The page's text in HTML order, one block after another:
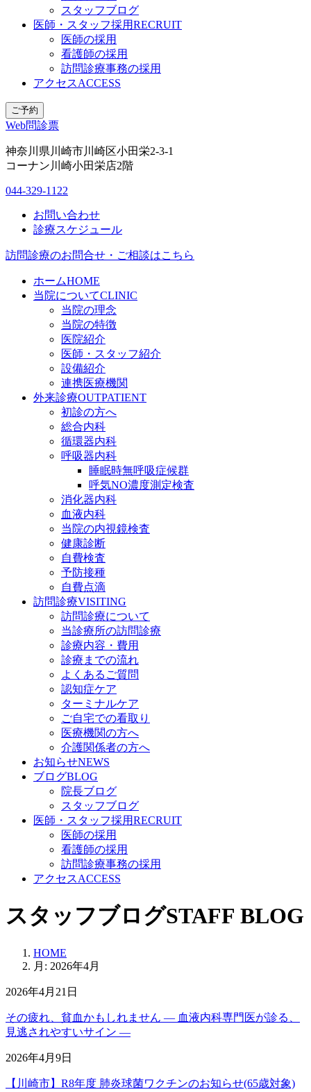
スタッフブログ
医師・スタッフ採用RECRUIT
医師の採用
看護師の採用
訪問診療事務の採用
アクセスACCESS
ご予約
Web問診票
神奈川県川崎市川崎区小田栄2-3-1
コーナン川崎小田栄店2階
044-329-1122
お問い合わせ
診療スケジュール
訪問診療のお問合せ・ご相談はこちら
ホームHOME
当院についてCLINIC
当院の理念
当院の特徴
医院紹介
医師・スタッフ紹介
設備紹介
連携医療機関
外来診療OUTPATIENT
初診の方へ
総合内科
循環器内科
呼吸器内科
睡眠時無呼吸症候群
呼気NO濃度測定検査
消化器内科
血液内科
当院の内視鏡検査
健康診断
自費検査
予防接種
自費点滴
訪問診療VISITING
訪問診療について
当診療所の訪問診療
診療内容・費用
診療までの流れ
よくあるご質問
認知症ケア
ターミナルケア
ご自宅での看取り
医療機関の方へ
介護関係者の方へ
お知らせNEWS
ブログBLOG
院長ブログ
スタッフブログ
医師・スタッフ採用RECRUIT
医師の採用
看護師の採用
訪問診療事務の採用
アクセスACCESS
スタッフブログSTAFF BLOG
HOME
月: 2026年4月
2026年4月21日
その疲れ、貧血かもしれません ― 血液内科専門医が診る、
見逃されやすいサイン ―
2026年4月9日
【川崎市】R8年度 肺炎球菌ワクチンのお知らせ(65歳対象)